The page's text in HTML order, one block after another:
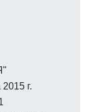
г.